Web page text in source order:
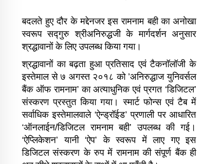
बदलते हुए दौर के मद्देनजर इस रामनाम बही का अनोखा
स्वरूप सद्‍गुरु श्रीअनिरुद्धजी के मार्गदर्शन अनुसार
श्रद्धावानों के लिए उपलब्ध किया गया।
श्रद्धावानों का बढ़ता हुआ प्रतिसाद एवं टैकनॉलॉजी के
इस्तेमाल से ७ अगस्त २०१८ को ’अनिरुद्धाज युनिवर्सल
बैंक ऑफ रामनाम’ का अत्याधुनिक एवं प्रगत ‘डिजिटल’
संस्करण प्रस्तुत किया गया। स्मार्ट फोन्स एवं टैब में
सर्वाधिक इस्तेमालवाले ‘ऐन्ड्रॉईड’ प्रणाली पर आधारित
‘ऑनलाईन/डिजिटल रामनाम बही’ उपलब्ध की गई।
‘ऐप्लिकेशन’ यानी ‘ऐप’ के स्वरूप में लाए गए इस
डिजिटल संस्करण के रुप में रामनाम की संपूर्ण बैंक ही